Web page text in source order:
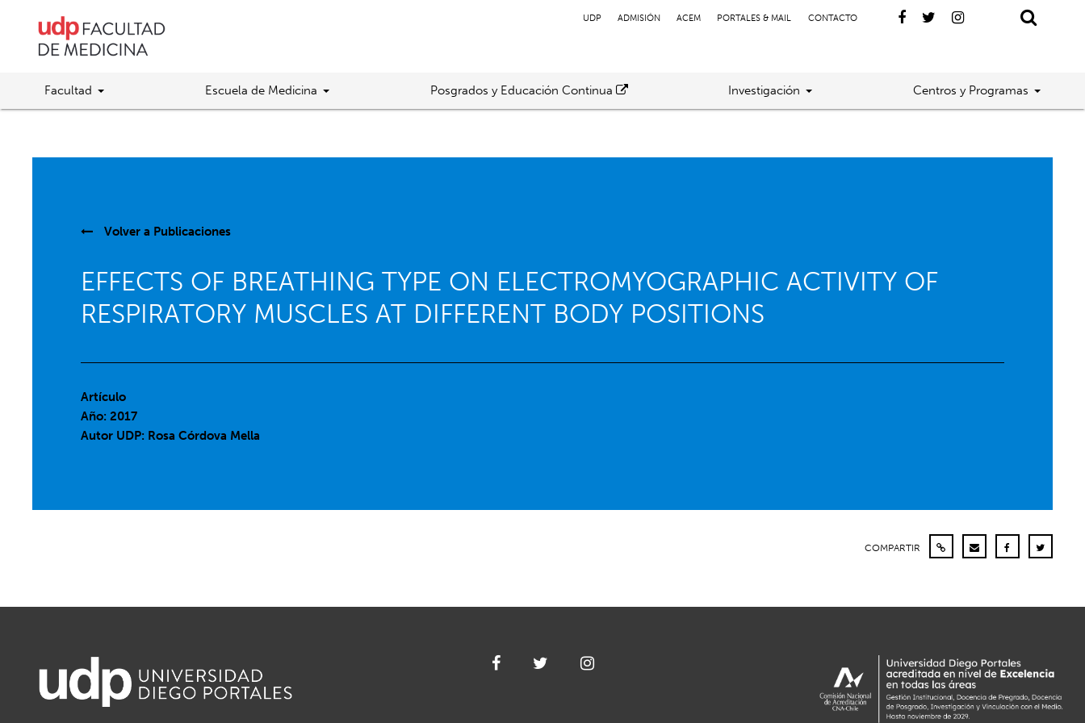
UDP ADMISIÓN ACEM PORTALES & MAIL CONTACTO
Facultad Escuela de Medicina Posgrados y Educación Continua Investigación Centros y Programas
Volver a Publicaciones
EFFECTS OF BREATHING TYPE ON ELECTROMYOGRAPHIC ACTIVITY OF
RESPIRATORY MUSCLES AT DIFFERENT BODY POSITIONS
Artículo
Año: 2017
Autor UDP: Rosa Córdova Mella
COMPARTIR